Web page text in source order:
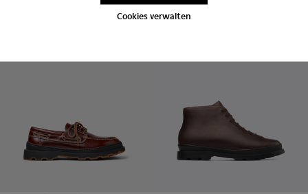
Cookies verwaltenHinzufügen